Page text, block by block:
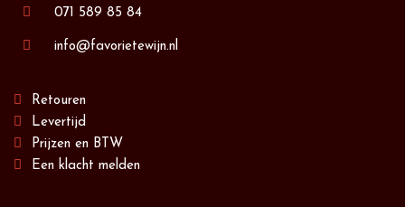
071 589 85 84
info@favorietewijn.nl
Retouren
Levertijd
Prijzen en BTW
Een klacht melden